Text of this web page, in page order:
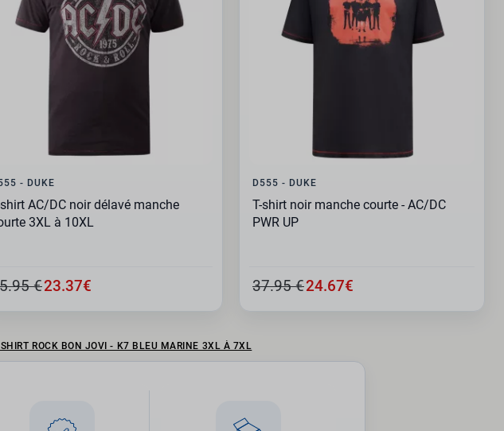
- DUKE
AC/DC noir délavé manche
3XL à 10XL
€23.37€
D555 - DUKE
T-shirt noir manche courte - AC/DC
PWR UP
37.95 €24.67€
SHIRT ROCK BON JOVI - K7 BLEU MARINE 3XL À 7XL